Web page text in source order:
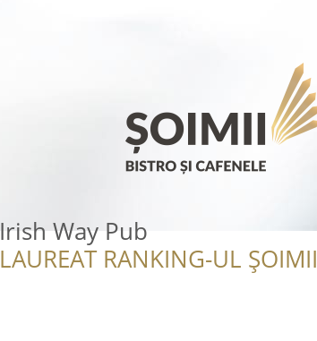
Irish Way Pub
LAUREAT RANKING-UL ȘOIMII